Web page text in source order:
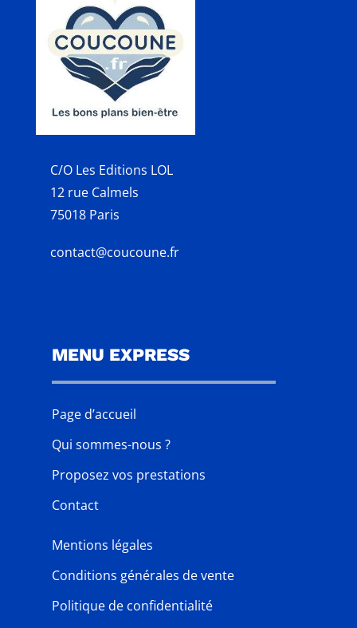
C/O Les Editions LOL
12 rue Calmels
75018 Paris
contact@coucoune.fr
MENU EXPRESS
Page d’accueil
Qui sommes-nous ?
Proposez vos prestations
Contact
Mentions légales
Conditions générales de vente
Politique de confidentialité